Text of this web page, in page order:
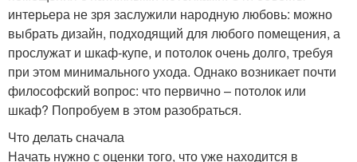
интерьера не зря заслужили народную любовь: можно
выбрать дизайн, подходящий для любого помещения, а
прослужат и шкаф-купе, и потолок очень долго, требуя
при этом минимального ухода. Однако возникает почти
философский вопрос: что первично – потолок или
шкаф? Попробуем в этом разобраться.
Что делать сначала
Начать нужно с оценки того, что уже находится в